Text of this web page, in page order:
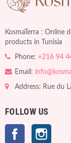
KosmaTerra : Online
products in Tunisia
Phone: +216 94
Email:
Address: Rue du
FOLLOW US
Facebook